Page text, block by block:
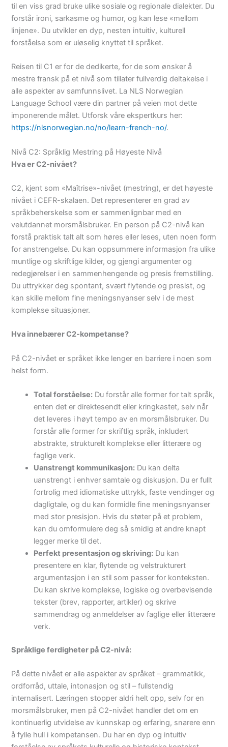
til en viss grad bruke ulike sosiale og regionale dialekter. Du
forstår ironi, sarkasme og humor, og kan lese «mellom
linjene». Du utvikler en dyp, nesten intuitiv, kulturell
forståelse som er uløselig knyttet til språket.
Reisen til C1 er for de dedikerte, for de som ønsker å
mestre fransk på et nivå som tillater fullverdig deltakelse i
alle aspekter av samfunnslivet. La NLS Norwegian
Language School være din partner på veien mot dette
imponerende målet. Utforsk våre ekspertkurs her:
https://nlsnorwegian.no/no/learn-french-no/.
Nivå C2: Språklig Mestring på Høyeste Nivå
Hva er C2-nivået?
C2, kjent som «Maîtrise»-nivået (mestring), er det høyeste
nivået i CEFR-skalaen. Det representerer en grad av
språkbeherskelse som er sammenlignbar med en
velutdannet morsmålsbruker. En person på C2-nivå kan
forstå praktisk talt alt som høres eller leses, uten noen form
for anstrengelse. Du kan oppsummere informasjon fra ulike
muntlige og skriftlige kilder, og gjengi argumenter og
redegjørelser i en sammenhengende og presis fremstilling.
Du uttrykker deg spontant, svært flytende og presist, og
kan skille mellom fine meningsnyanser selv i de mest
komplekse situasjoner.
Hva innebærer C2-kompetanse?
På C2-nivået er språket ikke lenger en barriere i noen som
helst form.
Total forståelse: Du forstår alle former for talt språk,
enten det er direktesendt eller kringkastet, selv når
det leveres i høyt tempo av en morsmålsbruker. Du
forstår alle former for skriftlig språk, inkludert
abstrakte, strukturelt komplekse eller litterære og
faglige verk.
Uanstrengt kommunikasjon: Du kan delta
uanstrengt i enhver samtale og diskusjon. Du er fullt
fortrolig med idiomatiske uttrykk, faste vendinger og
dagligtale, og du kan formidle fine meningsnyanser
med stor presisjon. Hvis du støter på et problem,
kan du omformulere deg så smidig at andre knapt
legger merke til det.
Perfekt presentasjon og skriving: Du kan
presentere en klar, flytende og velstrukturert
argumentasjon i en stil som passer for konteksten.
Du kan skrive komplekse, logiske og overbevisende
tekster (brev, rapporter, artikler) og skrive
sammendrag og anmeldelser av faglige eller litterære
verk.
Språklige ferdigheter på C2-nivå:
På dette nivået er alle aspekter av språket – grammatikk,
ordforråd, uttale, intonasjon og stil – fullstendig
internalisert. Læringen stopper aldri helt opp, selv for en
morsmålsbruker, men på C2-nivået handler det om en
kontinuerlig utvidelse av kunnskap og erfaring, snarere enn
å fylle hull i kompetansen. Du har en dyp og intuitiv